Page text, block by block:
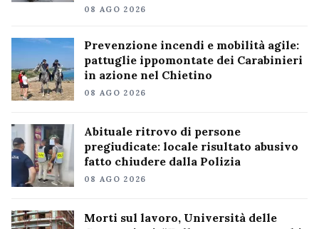
08 AGO 2026
Prevenzione incendi e mobilità agile:
pattuglie ippomontate dei Carabinieri
in azione nel Chietino
08 AGO 2026
Abituale ritrovo di persone
pregiudicate: locale risultato abusivo
fatto chiudere dalla Polizia
08 AGO 2026
Morti sul lavoro, Università delle